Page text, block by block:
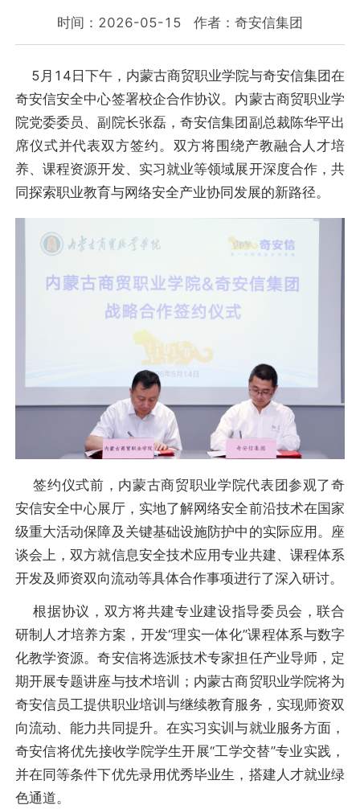
时间：2026-05-15 作者：奇安信集团
5月14日下午，内蒙古商贸职业学院与奇安信集团在
奇安信安全中心签署校企合作协议。内蒙古商贸职业学
院党委委员、副院长张磊，奇安信集团副总裁陈华平出
席仪式并代表双方签约。双方将围绕产教融合人才培
养、课程资源开发、实习就业等领域展开深度合作，共
同探索职业教育与网络安全产业协同发展的新路径。
签约仪式前，内蒙古商贸职业学院代表团参观了奇
安信安全中心展厅，实地了解网络安全前沿技术在国家
级重大活动保障及关键基础设施防护中的实际应用。座
谈会上，双方就信息安全技术应用专业共建、课程体系
开发及师资双向流动等具体合作事项进行了深入研讨。
根据协议，双方将共建专业建设指导委员会，联合
研制人才培养方案，开发“理实一体化”课程体系与数字
化教学资源。奇安信将选派技术专家担任产业导师，定
期开展专题讲座与技术培训；内蒙古商贸职业学院将为
奇安信员工提供职业培训与继续教育服务，实现师资双
向流动、能力共同提升。在实习实训与就业服务方面，
奇安信将优先接收学院学生开展“工学交替”专业实践，
并在同等条件下优先录用优秀毕业生，搭建人才就业绿
色通道。